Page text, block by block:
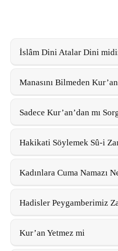
İslâm Dini Atalar Dini
Manasını Bilmeden
Sadece Kur’an’dan mı
Hakikati Söylemek Sû-i
Kadınlara Cuma Namazı
Hadisler Peygamberimiz
Kur’an Yetmez mi